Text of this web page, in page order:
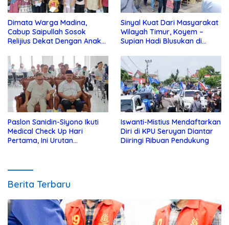
Dimata Warga Madina,
Cabup Saipullah Sosok
Relijius Dekat Dengan Anak
Sinyal Kuat Dari Masyarakat
Wilayah Timur, Koyem –
Supian Hadi Blusukan di
Paslon Sanidin-Siyono Ikuti
Medical Check Up Hari
Pertama, Ini Urutan
Iswanti-Mistius Mendaftarkan
Diri di KPU Seruyan Diantar
Diiringi Ribuan Pendukung
Berita Terbaru